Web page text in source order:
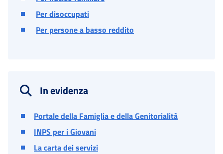
Per disoccupati
Per persone a basso reddito
In evidenza
Portale della Famiglia e della Genitorialità
INPS per i Giovani
La carta dei servizi